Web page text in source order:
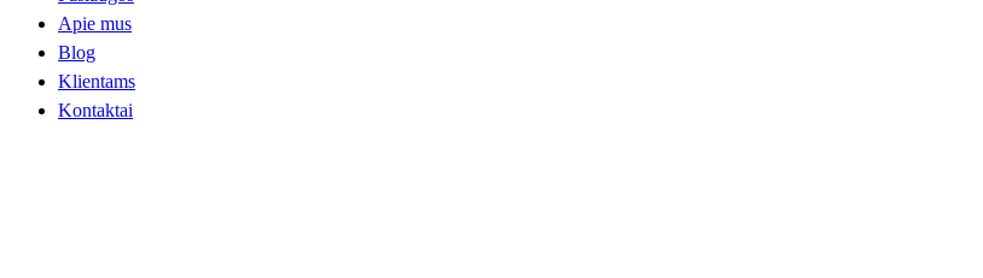
Apie mus
Blog
Klientams
Kontaktai